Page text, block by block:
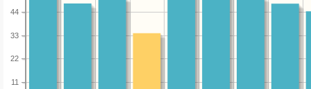
11
22
33
44